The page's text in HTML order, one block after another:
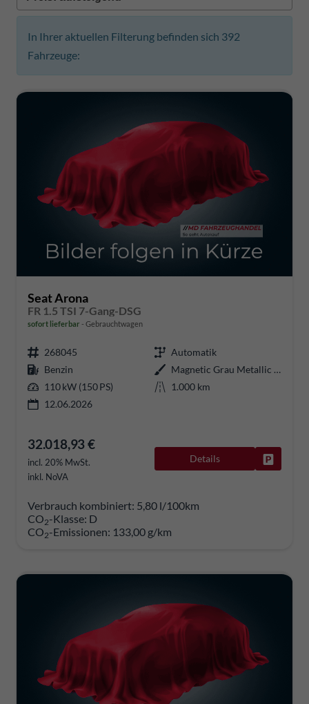
In Ihrer aktuellen Filterung befinden sich 392
Fahrzeuge:
Seat Arona
FR 1.5 TSI 7-Gang-DSG
sofort lieferbar Gebrauchtwagen
268045
Automatik
Benzin
Magnetic Grau Metallic / Dach in Midnight Schwarz Metallic
110 kW (150 PS)
1.000 km
12.06.2026
32.018,93 €
incl. 20% MwSt.
inkl. NoVA
Details
Verbrauch kombiniert: 5,80 l/100km
CO2-Klasse: D
CO2-Emissionen: 133,00 g/km